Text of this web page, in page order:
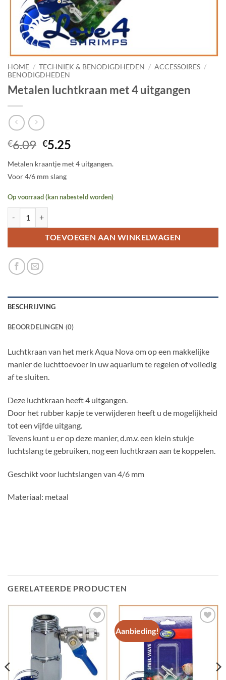
HOME / TECHNIEK & BENODIGDHEDEN / ACCESSOIRES /
BENODIGDHEDEN
Metalen luchtkraan met 4 uitgangen
€6.09 Oorspronkelijke
was:
€6.09.
€5.25
is:
Metalen kraantje met 4 uitgangen.
Voor 4/6 mm slang
Op voorraad (kan nabesteld worden)
TOEVOEGEN AAN WINKELWAGEN
BESCHRIJVING
BEOORDELINGEN (0)
Luchtkraan van het merk Aqua Nova om op een makkelijke
manier de luchttoevoer in uw aquarium te regelen of volledig
af te sluiten.
Deze luchtkraan heeft 4 uitgangen.
Door het rubber kapje te verwijderen heeft u de mogelijkheid
tot een vijfde uitgang.
Tevens kunt u er op deze manier, d.m.v. een klein stukje
luchtslang te gebruiken, nog een luchtkraan aan te koppelen.
Geschikt voor luchtslangen van 4/6 mm
Materiaal: metaal
GERELATEERDE PRODUCTEN
Add to
Wishlist
Aanbieding!
Wishlist